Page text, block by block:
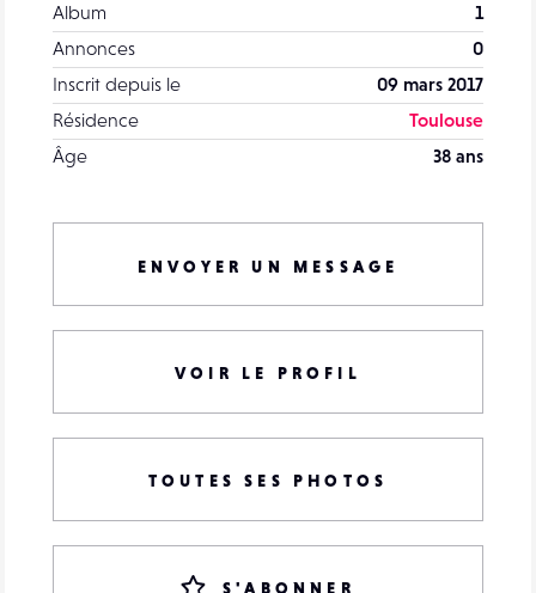
Album
1
Annonces
0
Inscrit depuis le
09 mars 2017
Résidence
Toulouse
Âge
38 ans
ENVOYER UN MESSAGE
VOIR LE PROFIL
TOUTES SES PHOTOS
S'ABONNER